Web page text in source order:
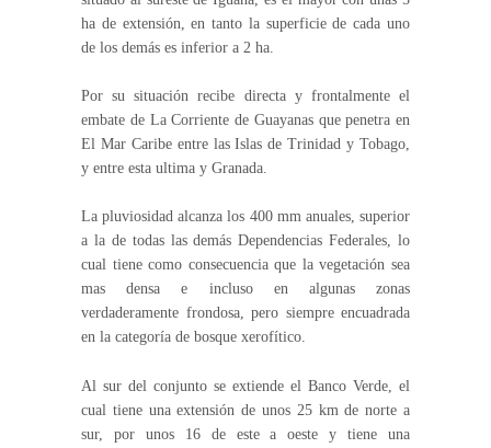
ha de extensión, en tanto la superficie de cada uno
de los demás es inferior a 2 ha.
Por su situación recibe directa y frontalmente el
embate de La Corriente de Guayanas que penetra en
El Mar Caribe entre las Islas de Trinidad y Tobago,
y entre esta ultima y Granada.
La pluviosidad alcanza los 400 mm anuales, superior
a la de todas las demás Dependencias Federales, lo
cual tiene como consecuencia que la vegetación sea
mas densa e incluso en algunas zonas
verdaderamente frondosa, pero siempre encuadrada
en la categoría de bosque xerofítico.
Al sur del conjunto se extiende el Banco Verde, el
cual tiene una extensión de unos 25 km de norte a
sur, por unos 16 de este a oeste y tiene una